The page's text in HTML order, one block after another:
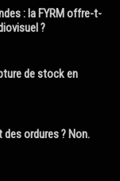
: la FYRM offre-t-
?
de stock en
ordures ? Non.